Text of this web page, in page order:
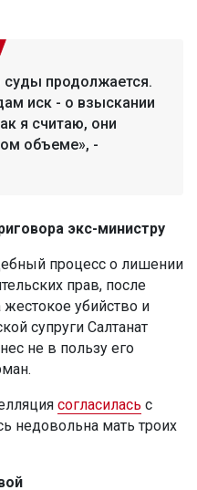
продолжается.
иск - о взыскании
я считаю, они
объеме», -
экс-министру
процесс о лишении
прав, после
убийство и
супруги Салтанат
не в пользу его
согласилась с
недовольна мать троих